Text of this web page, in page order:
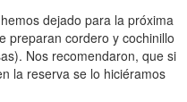
dejado para la próxima
preparan cordero y cochinillo
Nos recomendaron, que si
la reserva se lo hiciéramos